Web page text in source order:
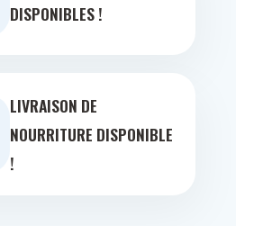
DISPONIBLES !
LIVRAISON DE
NOURRITURE DISPONIBLE
!